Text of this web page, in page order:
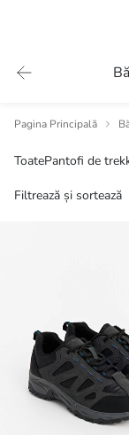
Pagina Principală
ToatePantofi de
Filtrează și sortează